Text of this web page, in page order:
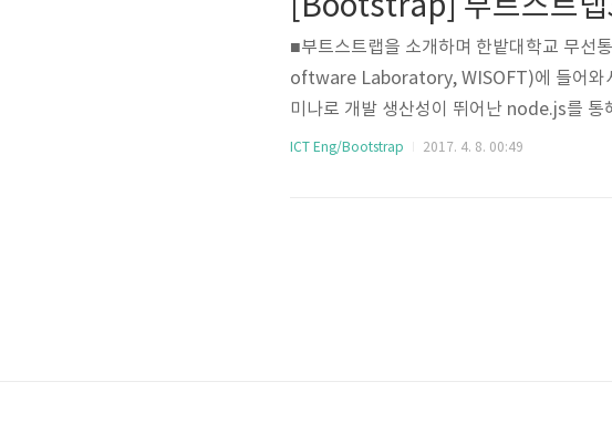
의 직원인 Mark Otto와 Jacob Thornt..
■부트스트랩을 소개하며 한밭대학교 무
oftware Laboratory, WISOFT)에 들어와
미나로 개발 생산성이 뛰어난 node.js를 통
우저 주소 입력창에 http://localhost:3000
엔드 개발자가 될 준비를 하고 있는 나에게
ICT Eng/Bootstrap 2017. 4. 8. 00:49